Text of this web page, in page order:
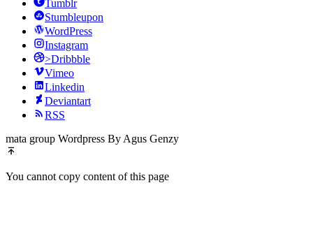
Tumblr
Stumbleupon
WordPress
Instagram
>Dribbble
Vimeo
Linkedin
Deviantart
RSS
mata group Wordpress By Agus Genzy
You cannot copy content of this page